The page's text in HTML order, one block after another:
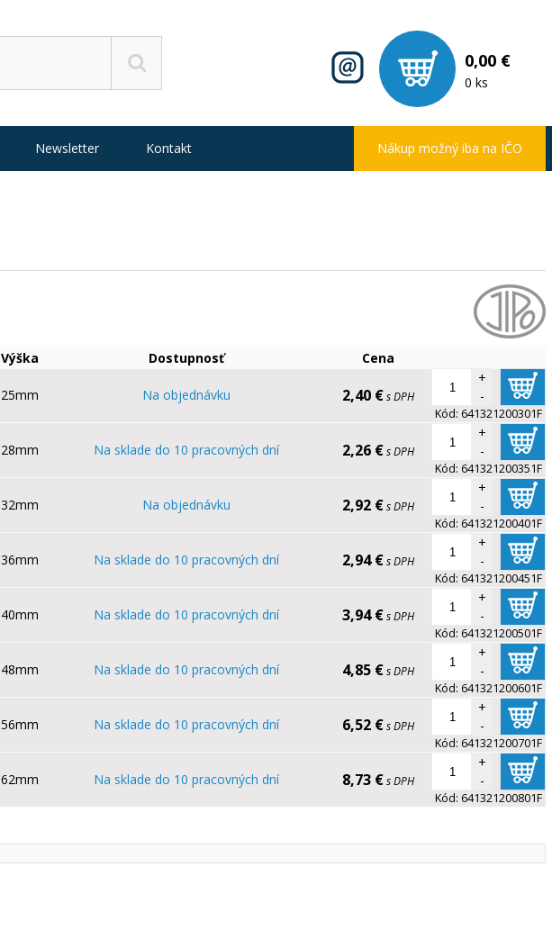
0,00 €
0 ks
Výška Dostupnosť Cena
25mm Na objednávku 2,40 € s DPH
+
-
Kód: 641321200301F
28mm Na sklade do 10 pracovných dní 2,26 € s DPH
+
-
Kód: 641321200351F
32mm Na objednávku 2,92 € s DPH
+
-
Kód: 641321200401F
36mm Na sklade do 10 pracovných dní 2,94 € s DPH
+
-
Kód: 641321200451F
40mm Na sklade do 10 pracovných dní 3,94 € s DPH
+
-
Kód: 641321200501F
48mm Na sklade do 10 pracovných dní 4,85 € s DPH
+
-
Kód: 641321200601F
56mm Na sklade do 10 pracovných dní 6,52 € s DPH
+
-
Kód: 641321200701F
62mm Na sklade do 10 pracovných dní 8,73 € s DPH
+
-
Kód: 641321200801F
Newsletter Kontakt Nákup možný iba na IČO